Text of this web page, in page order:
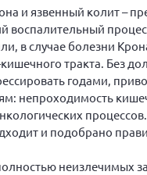
служба
Черненко Д.Е.
Валюх М.В.
Чернова А.В.
Цикорин И.В.
Груба Л.В.
и язвенный колит –
воспалительный
в случае болезни
тракта. Без
годами,
непроходимость
и подобрано
неизлечимых